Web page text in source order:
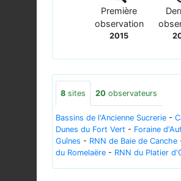
Première
observation
2015
8 sites 20 observateurs
Bassins de l'Ancienne Sucrerie -
Dunes du Fort Vert - Foraine
Guînes - RNN de Baie de Canche
du Romelaëre - RNN du Platier